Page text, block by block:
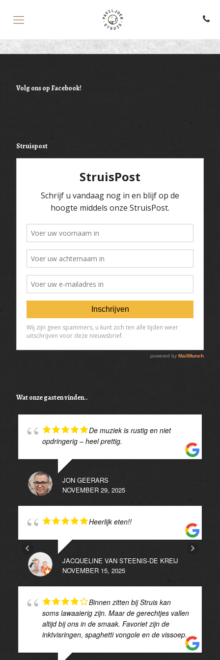
Volg ons op Facebook!
Struispost
Wat onze gasten vinden..
De muziek is rustig en niet
opdringerig – heel prettig.
JON GEERARS
NOVEMBER 29, 2025
Heerlijk eten!!
JACQUELINE VAN STEENIS-DE KREIJ
NOVEMBER 15, 2025
Binnen zitten bij Struis kan
soms lawaaierig zijn. Maar de gerechtjes vallen
altijd bij ons in de smaak. Favoriet zijn de
inktvisringen, spaghetti vongole en de vissoep.